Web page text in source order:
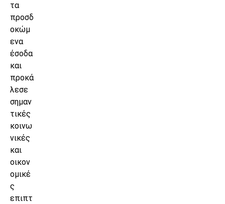
τα
προσδ
οκώμ
ενα
έσοδα
και
προκά
λεσε
σημαν
τικές
κοινω
νικές
και
οικον
ομικέ
ς
επιπτ